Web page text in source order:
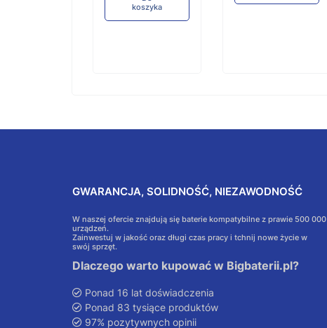
koszyka
GWARANCJA, SOLIDNOŚĆ, NIEZAWODNOŚĆ
W naszej ofercie znajdują się baterie kompatybilne z prawie 500 000
urządzeń.
Zainwestuj w jakość oraz długi czas pracy i tchnij nowe życie w
swój sprzęt.
Dlaczego warto kupować w Bigbaterii.pl?
Ponad 16 lat doświadczenia
Ponad 83 tysiące produktów
97% pozytywnych opinii